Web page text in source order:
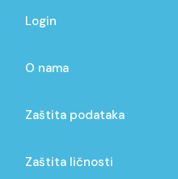
Login
O nama
Zaštita podataka
Zaštita ličnosti